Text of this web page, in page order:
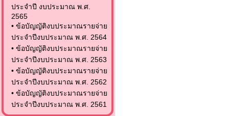
ประจำปี งบประมาณ พ.ศ.
2565
• ข้อบัญญัติงบประมาณรายจ่าย
ประจำปีงบประมาณ พ.ศ. 2564
• ข้อบัญญัติงบประมาณรายจ่าย
ประจำปีงบประมาณ พ.ศ. 2563
• ข้อบัญญัติงบประมาณรายจ่าย
ประจำปีงบประมาณ พ.ศ. 2562
• ข้อบัญญัติงบประมาณรายจ่าย
ประจำปีงบประมาณ พ.ศ. 2561